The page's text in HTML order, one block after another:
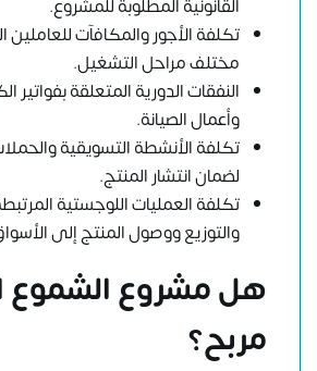
القانونية المطلوبة للمشروع.
تكلفة الأجور والمكافآت للعاملين
مختلف مراحل التشغيل.
النفقات الدورية المتعلقة بفواتير
وأعمال الصيانة.
تكلفة الأنشطة التسويقية
لضمان انتشار المنتج.
تكلفة العمليات اللوجستية
والتوزيع ووصول المنتج إلى
هل مشروع الشموع
مربح؟